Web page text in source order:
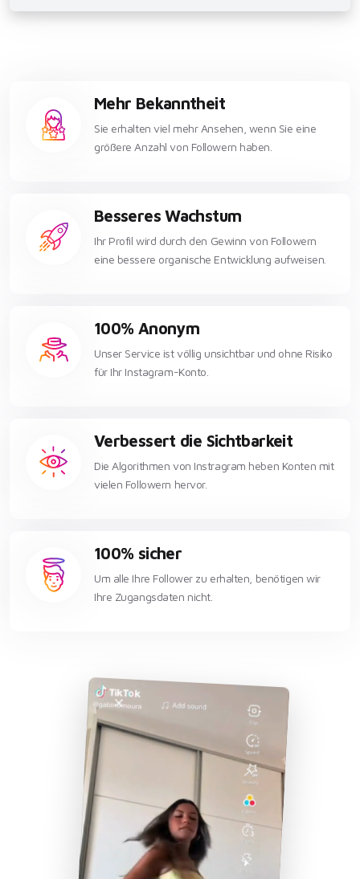
Mehr Bekanntheit
Sie erhalten viel mehr Ansehen, wenn Sie eine
größere Anzahl von Followern haben.
Besseres Wachstum
Ihr Profil wird durch den Gewinn von Followern
eine bessere organische Entwicklung aufweisen.
100% Anonym
Unser Service ist völlig unsichtbar und ohne Risiko
für Ihr Instagram-Konto.
Verbessert die Sichtbarkeit
Die Algorithmen von Instragram heben Konten mit
vielen Followern hervor.
100% sicher
Um alle Ihre Follower zu erhalten, benötigen wir
Ihre Zugangsdaten nicht.